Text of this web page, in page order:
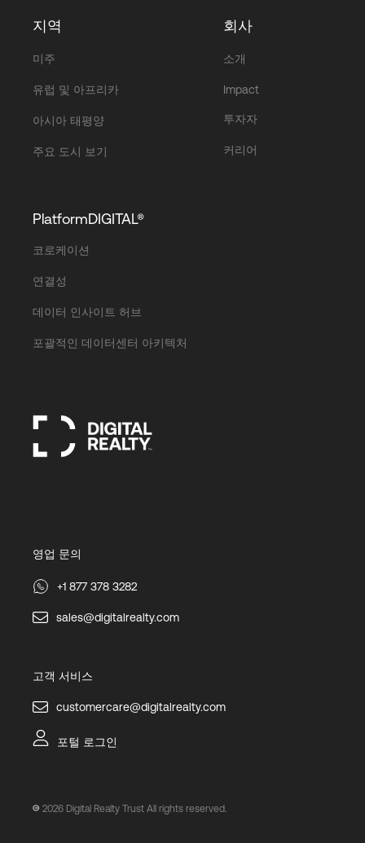
지역
미주
유럽 및 아프리카
아시아 태평양
주요 도시 보기
회사
소개
Impact
투자자
커리어
PlatformDIGITAL®
코로케이션
연결성
데이터 인사이트 허브
포괄적인 데이터센터 아키텍처
영업 문의
+1 877 378 3282
sales@digitalrealty.com
고객 서비스
customercare@digitalrealty.com
포털 로그인
2026 Digital Realty Trust All rights reserved.